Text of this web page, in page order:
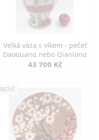
Velká váza s víkem - pečeť
Daoguang nebo Qianlong
43 700 Kč
NOVÉ